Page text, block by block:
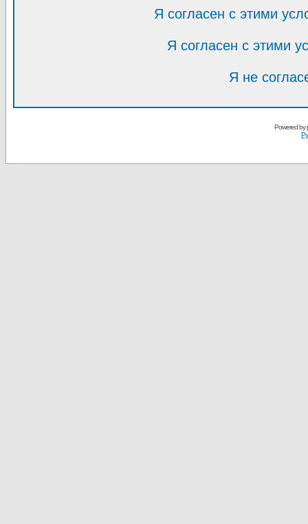
Я согласен с этими
Я согласен с этими
Я не
Powered by